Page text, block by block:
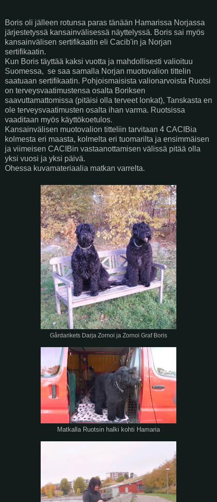
Boris oli jälleen rotunsa paras tänään Hamarissa Norjassa
järjestetyssä kansainvälisessä näyttelyssä. Boris sai myös
kansainvälisen sertifikaatin eli Cacib'in ja Norjan
sertifikaatin.
Kun Boris täyttää kaksi vuotta ja mahdollisesti valioituu
Suomessa, se saa samalla Norjan muotovalion tittelin
saatuaan sertifikaatin. Pohjoismaisista valionarvoista Ruotsi
on terveysvaatimustensa osalta Boriksen
saavuttamattomissa (pitäisi olla terveet lonkat), Tanskasta en
ole terveysvaatimusten osalta ihan varma. Ruotsissa
vaaditaan myös käyttökoetulos.
Kansainvälisen muotovalion titteliin tarvitaan 4 CACIBia
kolmesta eri maasta, kolmelta eri tuomarilta ja ensimmäisen
ja viimeisen CACIBin vastaanottamisen välissä pitää olla
yksi vuosi ja yksi päivä.
Ohessa kuvamateriaalia matkan varrelta.
Gårdarikets Darja Zornoi ja Zornoi Graf Boris
Matkalla Ruotsin halki kohti Hamaria